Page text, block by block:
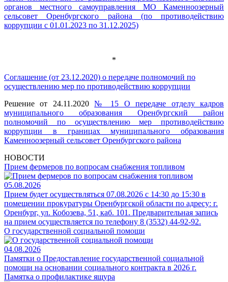
органов местного самоуправления МО Каменноозерный
сельсовет Оренбургского района (по противодействию
коррупции с 01.01.2023 по 31.12.2025)
*
Соглашение (от 23.12.2020) о передаче полномочий по
осуществлению мер по противодействию коррупции
Решение от 24.11.2020№ 15 О передаче отделу кадров
муниципального образования Оренбургский район
полномочий по осуществлению мер противодействию
коррупции в границах муниципального образования
Каменноозерный сельсовет Оренбургского района
НОВОСТИ
Прием фермеров по вопросам снабжения топливом
05.08.2026
Прием будет осуществляться 07.08.2026 с 14:30 до 15:30 в
помещении прокуратуры Оренбургской области по адресу: г.
Оренбург, ул. Кобозева, 51, каб. 101. Предварительная запись
на прием осуществляется по телефону 8 (3532) 44-92-92.
О государственной социальной помощи
04.08.2026
Памятки о Предоставление государственной социальной
помощи на основании социального контракта в 2026 г.
Памятка о профилактике ящура